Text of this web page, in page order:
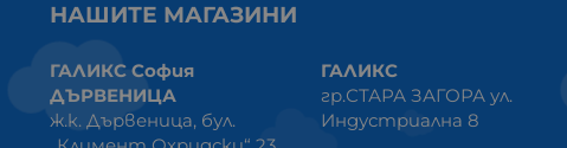
НАШИТЕ МАГАЗИНИ
ГАЛИКС София
ДЪРВЕНИЦА
ж.к. Дървеница, бул.
ГАЛИКС
гр.СТАРА ЗАГОРА ул.
Индустриална 8